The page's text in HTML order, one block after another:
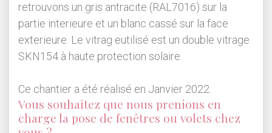
retrouvons un gris antracite (RAL7016) sur la
partie interieure et un blanc cassé sur la face
exterieure. Le vitrag eutilisé est un double vitrage
SKN154 à haute protection solaire.
Ce chantier a été réalisé en Janvier 2022.
Vous souhaitez que nous prenions en
charge la pose de fenêtres ou volets chez